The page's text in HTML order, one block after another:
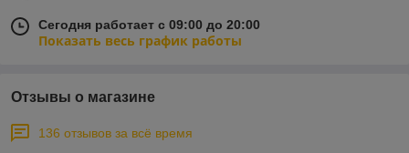
Сегодня работает с 09:00 до 20:00
Показать весь график работы
Отзывы о магазине
136 отзывов за всё время